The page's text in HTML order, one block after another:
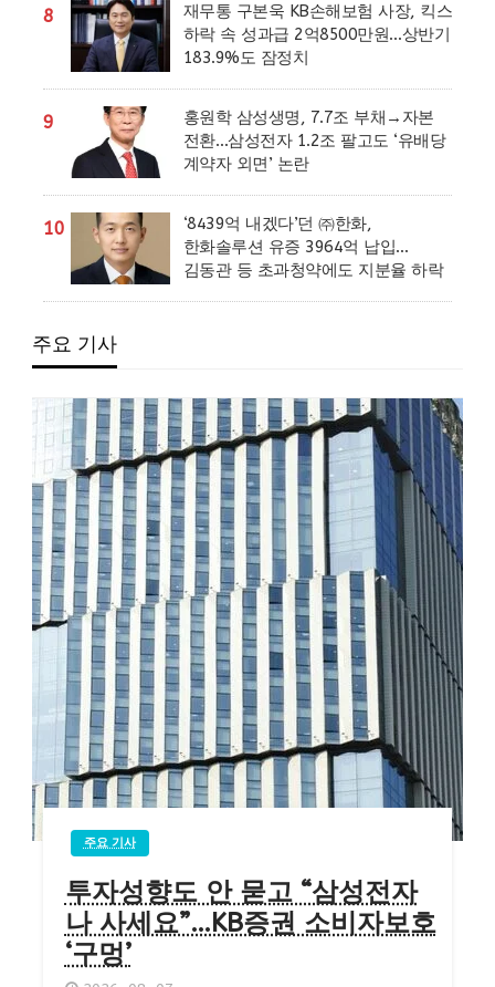
8
재무통 구본욱 KB손해보험 사장, 킥스
하락 속 성과급 2억8500만원…상반기
183.9%도 잠정치
9
홍원학 삼성생명, 7.7조 부채→자본
전환…삼성전자 1.2조 팔고도 ‘유배당
계약자 외면’ 논란
10
‘8439억 내겠다’던 ㈜한화,
한화솔루션 유증 3964억 납입…
김동관 등 초과청약에도 지분율 하락
주요 기사
주요 기사
투자성향도 안 묻고 “삼성전자
나 사세요”…KB증권 소비자보호
‘구멍’